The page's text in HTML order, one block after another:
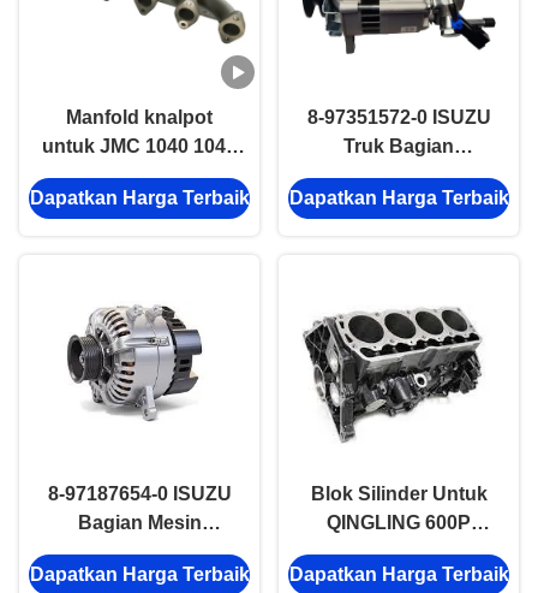
Manfold knalpot
untuk JMC 1040 1041
1042 493 Euro3
1008013SZ JMC
Dapatkan Harga Terbaik
8-97351572-0 ISUZU
Truk Bagian
Alternator Untuk
ISUZU 4HG1 4HF1
Dapatkan Harga Terbaik
8-97187654-0 ISUZU
Bagian Mesin
Alternator Untuk TF
JMC Pickup 1020
Dapatkan Harga Terbaik
Blok Silinder Untuk
QINGLING 600P
4KH1CN5LS 1002011-
TPR06 Bagian
Dapatkan Harga Terbaik